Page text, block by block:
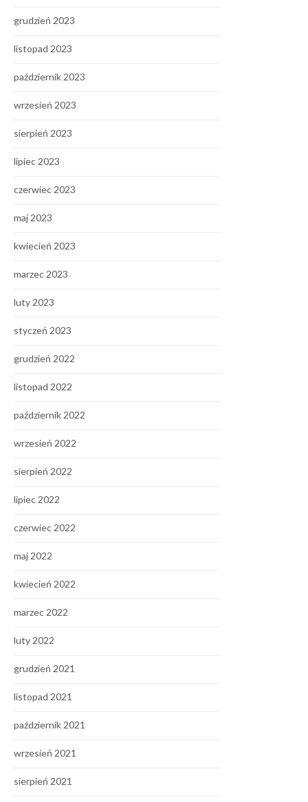
grudzień 2023
listopad 2023
październik 2023
wrzesień 2023
sierpień 2023
lipiec 2023
czerwiec 2023
maj 2023
kwiecień 2023
marzec 2023
luty 2023
styczeń 2023
grudzień 2022
listopad 2022
październik 2022
wrzesień 2022
sierpień 2022
lipiec 2022
czerwiec 2022
maj 2022
kwiecień 2022
marzec 2022
luty 2022
grudzień 2021
listopad 2021
październik 2021
wrzesień 2021
sierpień 2021